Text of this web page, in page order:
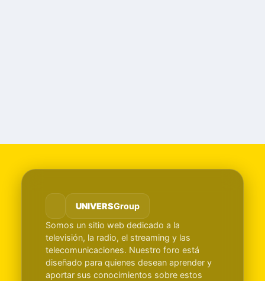
UNIVERSGroup
Somos un sitio web dedicado a la
televisión, la radio, el streaming y las
telecomunicaciones. Nuestro foro está
diseñado para quienes desean aprender y
aportar sus conocimientos sobre estos